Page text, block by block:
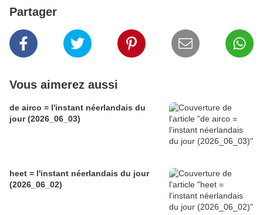
Partager
Vous aimerez aussi
de airco = l'instant néerlandais du
jour (2026_06_03)
heet = l'instant néerlandais du jour
(2026_06_02)